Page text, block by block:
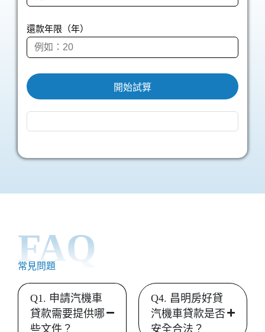
還款年限（年）
開始試算
FAQ
常見問題
Q1. 申請汽機車
貸款需要提供哪
些文件？
Q4. 昌明房好貸
汽機車貸款是否
安全合法？